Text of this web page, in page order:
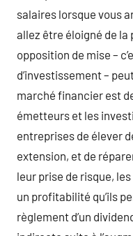
salaires lorsque vous
allez être éloigné de
opposition de mise –
d’investissement –
marché financier est
émetteurs et les
entreprises de élever
extension, et de
leur prise de risque,
un profitabilité qu’ils
règlement d’un